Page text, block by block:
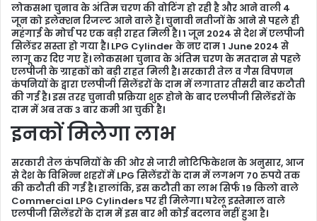
e
m
a
i
l
लोकसभा चुनाव के अंतिम चरण की वोटिंग हो रही है और आने वाली 4
जून को इलेक्शन रिजल्ट आने वाले हैं। चुनावी नतीजों के आने से पहले ही
महंगाई के मोर्च पर एक बड़ी राहत मिली है। 1 जून 2024 से देश में एलपीजी
सिलेंडर सस्ता हो गया है। LPG Cylinder के नए दाम 1 June 2024 से
लागू कर दिए गए हैं। लोकसभा चुनाव के अंतिम चरण के मतदान से पहले
एलपीजी के ग्राहकों को बड़ी राहत मिली है। सरकारी तेल व गैस विपणन
कंपनियों के द्वारा एलपीजी सिलेंडरों के दाम में लगातार तीसरी बार कटौती
की गई है। इस तरह चुनावी प्रक्रिया शुरू होने के बाद एलपीजी सिलेंडरों के
दाम में अब तक 3 बार कमी आ चुकी है।
इनकों मिलेगा लाभ
सरकारी तेल कंपनियों के की ओर से जारी नोटिफिकेशन के अनुसार, आज
से देश के विभिन्न शहरों में LPG सिलेंडरों के दाम में लगभग 70 रुपये तक
की कटौती की गई है। हालांकि, इस कटौती का लाभ सिर्फ 19 किलो वाले
Commercial LPG Cylinders पर ही मिलेगा। घरेलू इस्तेमाल वाले
एलपीजी सिलेंडरों के दाम में इस बार भी कोई बदलाव नहीं हुआ है।